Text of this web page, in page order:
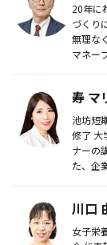
20年に
づくり
無理な
マネー
寿 マ
池坊短
修了 大
ナーの
た、企
川口
女子栄